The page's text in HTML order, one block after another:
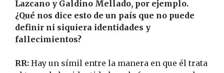
Lazcano y Galdino Mellado, por ejemplo.
¿Qué nos dice esto de un país que no puede
definir ni siquiera identidades y
fallecimientos?
RR: Hay un símil entre la manera en que él trata